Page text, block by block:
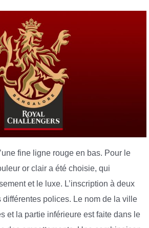
fine ligne rouge en bas. Pour le
or clair a été choisie, qui
et le luxe. L’inscription à deux
différentes polices. Le nom de la ville
et la partie inférieure est faite dans le